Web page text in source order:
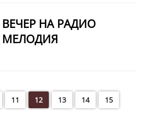
ВЕЧЕР НА РАДИО
МЕЛОДИЯ
11 12 13 14
15